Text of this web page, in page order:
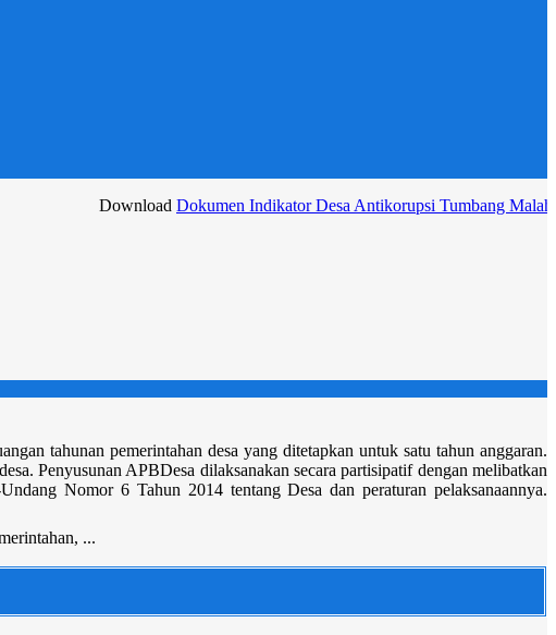
Dokumen Indikator Desa Antikorupsi Tumbang Malahoi 2025
tahunan pemerintahan desa yang ditetapkan untuk satu tahun anggaran.
Penyusunan APBDesa dilaksanakan secara partisipatif dengan melibatkan
Nomor 6 Tahun 2014 tentang Desa dan peraturan pelaksanaannya.
...